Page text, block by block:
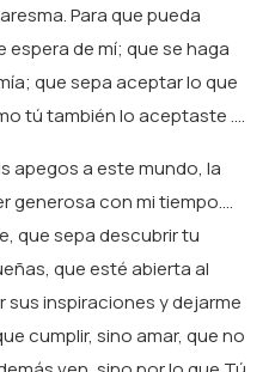
Para que pueda
espera de mí; que se haga
que sepa aceptar lo que
tú también lo aceptaste ….
apegos a este mundo, la
generosa con mi tiempo….
que sepa descubrir tu
que esté abierta al
sus inspiraciones y dejarme
cumplir, sino amar, que no